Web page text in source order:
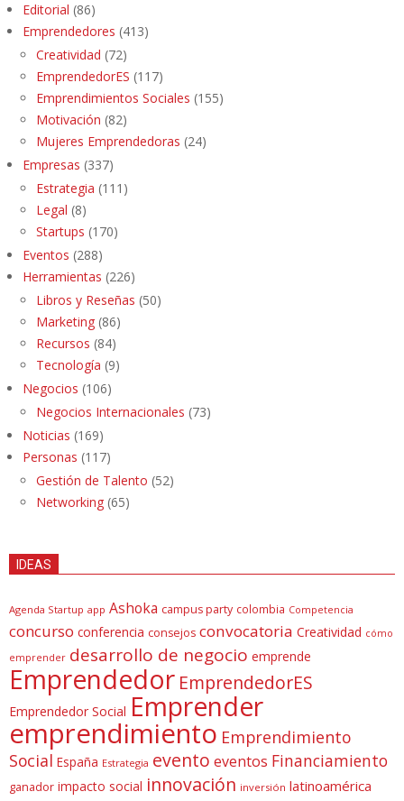
Editorial (86)
Emprendedores (413)
Creatividad (72)
EmprendedorES (117)
Emprendimientos Sociales (155)
Motivación (82)
Mujeres Emprendedoras (24)
Empresas (337)
Estrategia (111)
Legal (8)
Startups (170)
Eventos (288)
Herramientas (226)
Libros y Reseñas (50)
Marketing (86)
Recursos (84)
Tecnología (9)
Negocios (106)
Negocios Internacionales (73)
Noticias (169)
Personas (117)
Gestión de Talento (52)
Networking (65)
IDEAS
Agenda Startup app Ashoka campus party colombia Competencia
concurso conferencia consejos convocatoria Creatividad cómo
emprender desarrollo de negocio emprende
Emprendedor EmprendedorES
Emprendedor Social Emprender
emprendimiento Emprendimiento
Social España Estrategia evento eventos Financiamiento
ganador impacto social innovación inversión latinoamérica